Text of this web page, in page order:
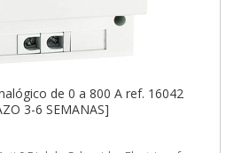
de 0 a 800 A ref. 16042
3-6 SEMANAS]